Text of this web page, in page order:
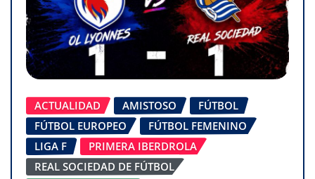
ACTUALIDAD AMISTOSO
FÚTBOL
FÚTBOL EUROPEO
FÚTBOL FEMENINO
LIGA F
PRIMERA IBERDROLA
REAL SOCIEDAD DE FÚTBOL